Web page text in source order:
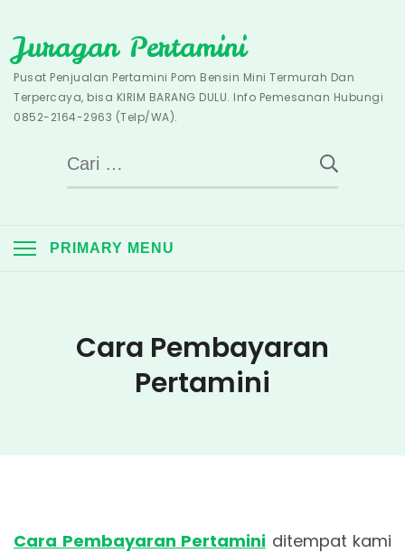
to
content
Juragan Pertamini
Pusat Penjualan Pertamini Pom Bensin Mini Termurah Dan
Terpercaya, bisa KIRIM BARANG DULU. Info Pemesanan Hubungi
0852-2164-2963 (Telp/WA).
Cari
untuk:
PRIMARY MENU
Cara Pembayaran
Pertamini
Cara Pembayaran Pertamini ditempat kami